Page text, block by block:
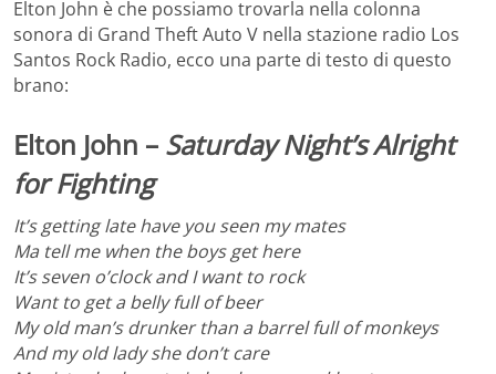
Elton John è che possiamo trovarla nella colonna
sonora di Grand Theft Auto V nella stazione radio Los
Santos Rock Radio, ecco una parte di testo di questo
brano:
Elton John – Saturday Night’s Alright
for Fighting
It’s getting late have you seen my mates
Ma tell me when the boys get here
It’s seven o’clock and I want to rock
Want to get a belly full of beer
My old man’s drunker than a barrel full of monkeys
And my old lady she don’t care